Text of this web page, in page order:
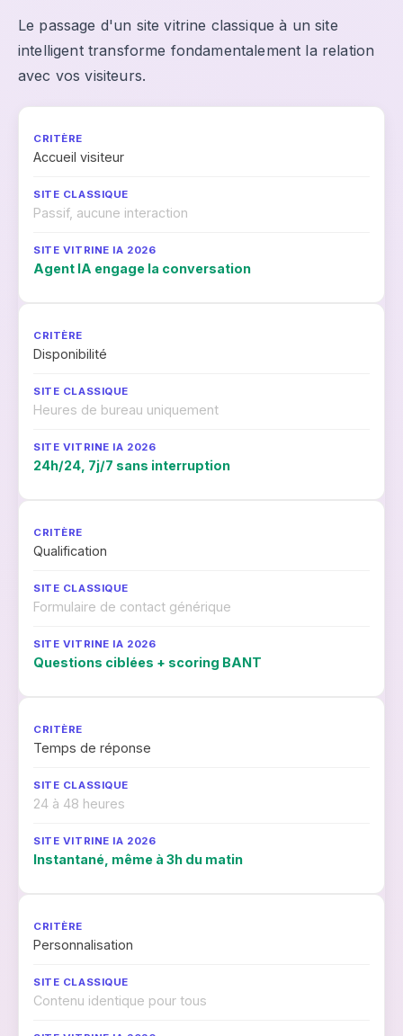
Le passage d'un site vitrine classique à un site
intelligent transforme fondamentalement la relation
avec vos visiteurs.
Accueil visiteur
Passif, aucune interaction
Agent IA engage la conversation
Disponibilité
Heures de bureau uniquement
24h/24, 7j/7 sans interruption
Qualification
Formulaire de contact générique
Questions ciblées + scoring BANT
Temps de réponse
24 à 48 heures
Instantané, même à 3h du matin
Personnalisation
Contenu identique pour tous